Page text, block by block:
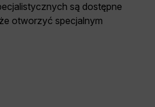
są dostępne
otworzyć specjalnym